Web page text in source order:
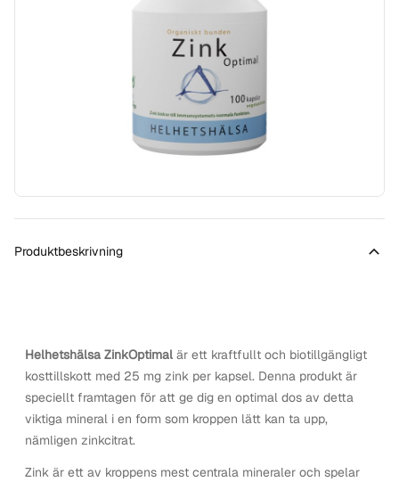
Produktbeskrivning
Helhetshälsa ZinkOptimal är ett kraftfullt och biotillgängligt
kosttillskott med 25 mg zink per kapsel. Denna produkt är
speciellt framtagen för att ge dig en optimal dos av detta
viktiga mineral i en form som kroppen lätt kan ta upp,
nämligen zinkcitrat.
Zink är ett av kroppens mest centrala mineraler och spelar